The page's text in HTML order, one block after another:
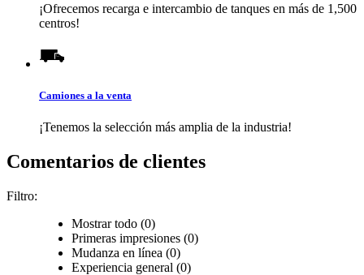
¡Ofrecemos recarga e intercambio de tanques en más de 1,500
centros!
Camiones a la venta
¡Tenemos la selección más amplia de la industria!
Comentarios de clientes
Filtro:
Mostrar todo (0)
Primeras impresiones (0)
Mudanza en línea (0)
Experiencia general (0)